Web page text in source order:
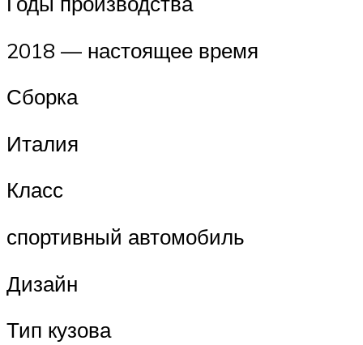
2018 — настоящее время
Сборка
Италия
Класс
спортивный автомобиль
Дизайн
Тип кузова